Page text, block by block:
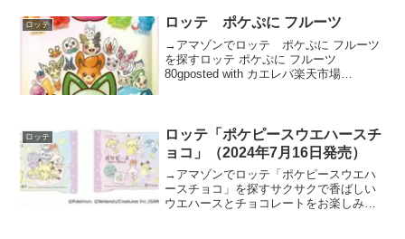
ッピングピエール・エルメ...
ロッテ ロッテ ポケぷに フルーツ
→アマゾンでロッテ ポケぷに フルーツ
を探すロッテ ポケぷに フルーツ
80gposted with カエレバ楽天市場
ロッテ
ロッテ「ポケピースウエハースチ
ョコ」（2024年7月16日発売）
→アマゾンでロッテ「ポケピースウエハ
ースチョコ」を探すサクサクで香ばしい
ウエハースとチョコレートをお楽しみい